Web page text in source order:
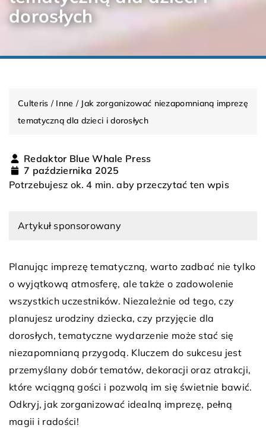
dorosłych
Culteris / Inne / Jak zorganizować niezapomnianą imprezę
tematyczną dla dzieci i dorosłych
Redaktor Blue Whale Press
7 października 2025
Potrzebujesz ok. 4 min. aby przeczytać ten wpis
Artykuł sponsorowany
Planując imprezę tematyczną, warto zadbać nie tylko
o wyjątkową atmosferę, ale także o zadowolenie
wszystkich uczestników. Niezależnie od tego, czy
planujesz urodziny dziecka, czy przyjęcie dla
dorosłych, tematyczne wydarzenie może stać się
niezapomnianą przygodą. Kluczem do sukcesu jest
przemyślany dobór tematów, dekoracji oraz atrakcji,
które wciągną gości i pozwolą im się świetnie bawić.
Odkryj, jak zorganizować idealną imprezę, pełną
magii i radości!